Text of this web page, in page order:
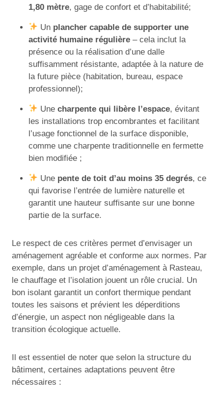
1,80 mètre, gage de confort et d’habitabilité;
Un plancher capable de supporter une
activité humaine régulière – cela inclut la
présence ou la réalisation d’une dalle
suffisamment résistante, adaptée à la nature de
la future pièce (habitation, bureau, espace
professionnel);
Unecharpente qui libère l’espace, évitant
les installations trop encombrantes et facilitant
l’usage fonctionnel de la surface disponible,
comme une charpente traditionnelle en fermette
bien modifiée ;
Une pente de toit d’au moins 35 degrés, ce
qui favorise l’entrée de lumière naturelle et
garantit une hauteur suffisante sur une bonne
partie de la surface.
Le respect de ces critères permet d’envisager un
aménagement agréable et conforme aux normes. Par
exemple, dans un projet d’aménagement à Rasteau,
le chauffage et l’isolation jouent un rôle crucial. Un
bon isolant garantit un confort thermique pendant
toutes les saisons et prévient les déperditions
d’énergie, un aspect non négligeable dans la
transition écologique actuelle.
Il est essentiel de noter que selon la structure du
bâtiment, certaines adaptations peuvent être
nécessaires :